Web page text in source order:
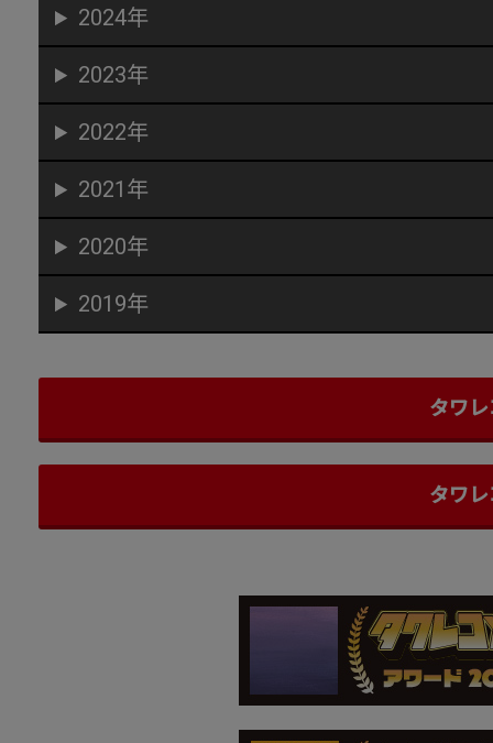
2024年
2023年
2022年
2021年
2020年
2019年
タワ
タワ